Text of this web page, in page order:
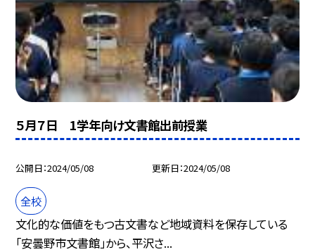
５月７日 1学年向け文書館出前授業
公開日 2024/05/08 更新日 2024/05/08
全校
文化的な価値をもつ古文書など地域資料を保存している
「安曇野市文書館」から、平沢さ...